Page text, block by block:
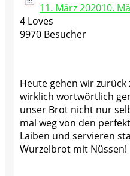
11. März 202010.
4 Loves
9970 Besucher
Heute gehen wir
wirklich wortwörtlich
unser Brot nicht nur
mal weg von den
Laiben und servieren
Wurzelbrot mit Nüssen!